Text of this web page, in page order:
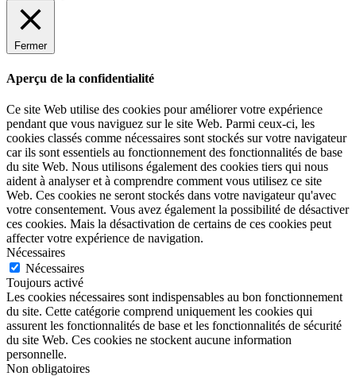
Fermer
Aperçu de la confidentialité
Ce site Web utilise des cookies pour améliorer votre expérience
pendant que vous naviguez sur le site Web. Parmi ceux-ci, les
cookies classés comme nécessaires sont stockés sur votre navigateur
car ils sont essentiels au fonctionnement des fonctionnalités de base
du site Web. Nous utilisons également des cookies tiers qui nous
aident à analyser et à comprendre comment vous utilisez ce site
Web. Ces cookies ne seront stockés dans votre navigateur qu'avec
votre consentement. Vous avez également la possibilité de désactiver
ces cookies. Mais la désactivation de certains de ces cookies peut
affecter votre expérience de navigation.
Nécessaires
Nécessaires
Toujours activé
Les cookies nécessaires sont indispensables au bon fonctionnement
du site. Cette catégorie comprend uniquement les cookies qui
assurent les fonctionnalités de base et les fonctionnalités de sécurité
du site Web. Ces cookies ne stockent aucune information
personnelle.
Non obligatoires